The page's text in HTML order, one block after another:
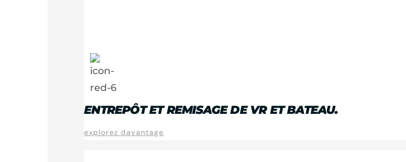
ENTREPÔT ET REMISAGE DE VR ET BATEAU.
explorez davantage